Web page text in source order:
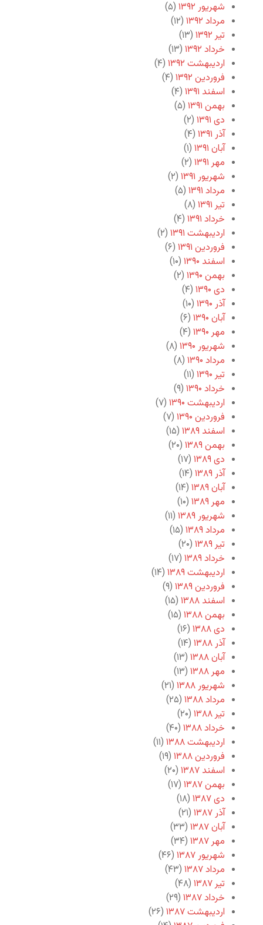
شهریور ۱۳۹۲
(۵)
مرداد ۱۳۹۲
(۱۲)
تیر ۱۳۹۲
(۱۳)
خرداد ۱۳۹۲
(۱۳)
اردیبهشت ۱۳۹۲
(۴)
فروردین ۱۳۹۲
(۴)
اسفند ۱۳۹۱
(۴)
بهمن ۱۳۹۱
(۵)
دی ۱۳۹۱
(۲)
آذر ۱۳۹۱
(۴)
آبان ۱۳۹۱
(۱)
مهر ۱۳۹۱
(۲)
شهریور ۱۳۹۱
(۲)
مرداد ۱۳۹۱
(۵)
تیر ۱۳۹۱
(۸)
خرداد ۱۳۹۱
(۴)
اردیبهشت ۱۳۹۱
(۲)
فروردین ۱۳۹۱
(۶)
اسفند ۱۳۹۰
(۱۰)
بهمن ۱۳۹۰
(۲)
دی ۱۳۹۰
(۴)
آذر ۱۳۹۰
(۱۰)
آبان ۱۳۹۰
(۶)
مهر ۱۳۹۰
(۴)
شهریور ۱۳۹۰
(۸)
مرداد ۱۳۹۰
(۸)
تیر ۱۳۹۰
(۱۱)
خرداد ۱۳۹۰
(۹)
اردیبهشت ۱۳۹۰
(۷)
فروردین ۱۳۹۰
(۷)
اسفند ۱۳۸۹
(۱۵)
بهمن ۱۳۸۹
(۲۰)
دی ۱۳۸۹
(۱۷)
آذر ۱۳۸۹
(۱۴)
آبان ۱۳۸۹
(۱۴)
مهر ۱۳۸۹
(۱۰)
شهریور ۱۳۸۹
(۱۱)
مرداد ۱۳۸۹
(۱۵)
تیر ۱۳۸۹
(۲۰)
خرداد ۱۳۸۹
(۱۷)
اردیبهشت ۱۳۸۹
(۱۴)
فروردین ۱۳۸۹
(۹)
اسفند ۱۳۸۸
(۱۵)
بهمن ۱۳۸۸
(۱۵)
دی ۱۳۸۸
(۱۶)
آذر ۱۳۸۸
(۱۴)
آبان ۱۳۸۸
(۱۳)
مهر ۱۳۸۸
(۱۳)
شهریور ۱۳۸۸
(۲۱)
مرداد ۱۳۸۸
(۲۵)
تیر ۱۳۸۸
(۲۰)
خرداد ۱۳۸۸
(۴۰)
اردیبهشت ۱۳۸۸
(۱۱)
فروردین ۱۳۸۸
(۱۹)
اسفند ۱۳۸۷
(۲۰)
بهمن ۱۳۸۷
(۱۷)
دی ۱۳۸۷
(۱۸)
آذر ۱۳۸۷
(۲۱)
آبان ۱۳۸۷
(۳۳)
مهر ۱۳۸۷
(۳۴)
شهریور ۱۳۸۷
(۴۶)
مرداد ۱۳۸۷
(۴۳)
تیر ۱۳۸۷
(۴۸)
خرداد ۱۳۸۷
(۲۹)
اردیبهشت ۱۳۸۷
(۲۶)